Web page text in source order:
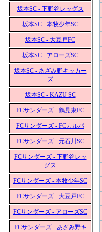
坂本SC - 下野谷レッグス
坂本SC - 本牧少年SC
坂本SC - 大豆戸FC
坂本SC - アローズSC
坂本SC - あざみ野キッカー
ズ
坂本SC - KAZU SC
FCサンダーズ - 鶴見東FC
FCサンダーズ - FCカルパ
FCサンダーズ - 元石川SC
FCサンダーズ - 下野谷レッ
グス
FCサンダーズ - 本牧少年SC
FCサンダーズ - 大豆戸FC
FCサンダーズ - アローズSC
FCサンダーズ - あざみ野キ